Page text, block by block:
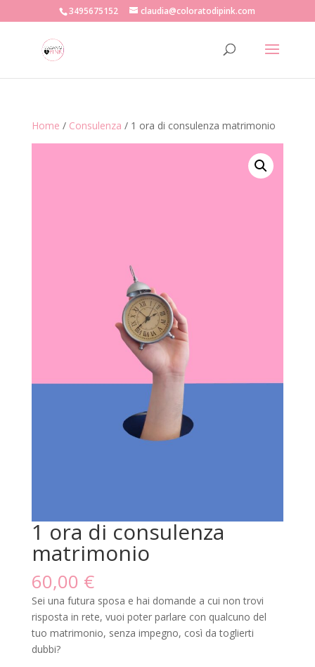
3495675152 claudia@coloratodipink.com
Home / Consulenza / 1 ora di consulenza matrimonio
1 ora di consulenza
matrimonio
60,00 €
Sei una futura sposa e hai domande a cui non trovi
risposta in rete, vuoi poter parlare con qualcuno del
tuo matrimonio, senza impegno, così da toglierti
dubbi?